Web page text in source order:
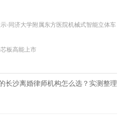
-同济大学附属东方医院机械式智能立体车
板高能上市
长沙离婚律师机构怎么选？实测整理